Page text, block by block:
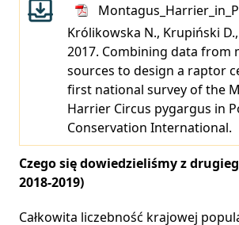
Królikowska N., Krupiński
2017. Combining data from
sources to design a raptor
first national survey of the
Harrier Circus pygargus in
Conservation International.
Czego się dowiedzieliśmy z
2018-2019)
Całkowita liczebność krajowej